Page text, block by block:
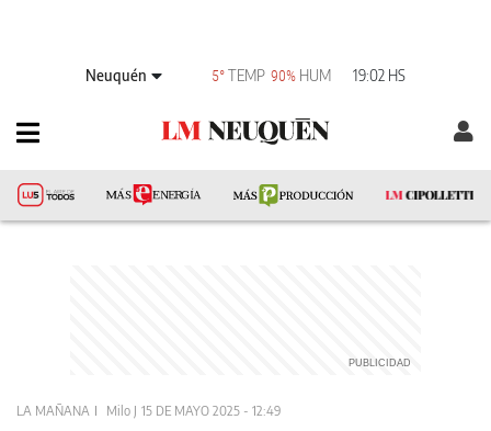
Neuquén 5°TEMP 90% HUM 19:02 HS
LA MAÑANA Milo J 15 DE MAYO 2025 - 12:49